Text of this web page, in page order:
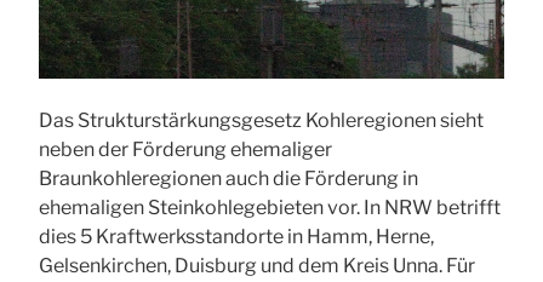
Das Strukturstärkungsgesetz Kohleregionen sieht
neben der Förderung ehemaliger
Braunkohleregionen auch die Förderung in
ehemaligen Steinkohlegebieten vor. In NRW betrifft
dies 5 Kraftwerksstandorte in Hamm, Herne,
Gelsenkirchen, Duisburg und dem Kreis Unna. Für